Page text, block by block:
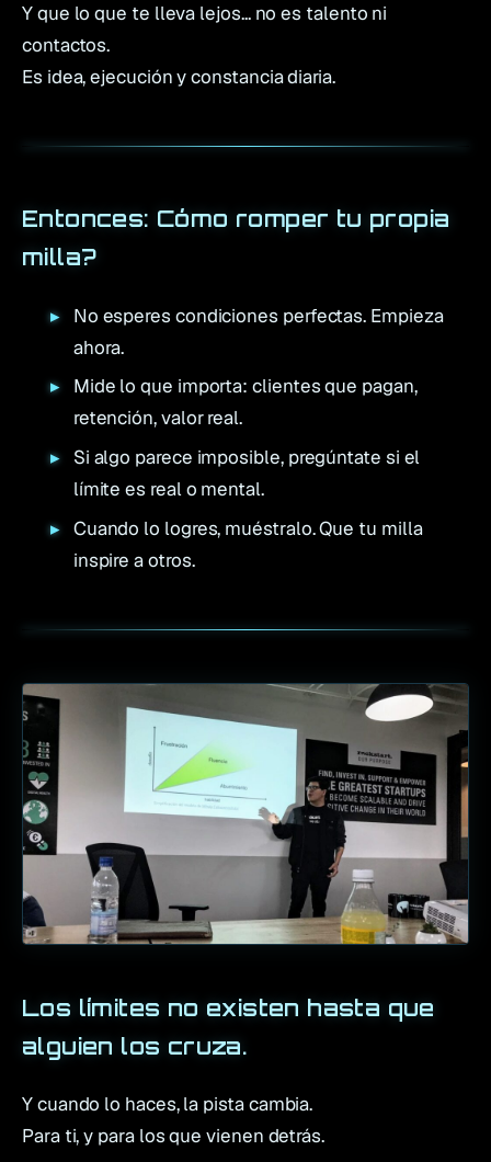
Y que lo que te lleva lejos... no es talento ni
contactos.
Es idea, ejecución y constancia diaria.
Entonces: Cómo romper tu propia
milla?
No esperes condiciones perfectas. Empieza
ahora.
Mide lo que importa: clientes que pagan,
retención, valor real.
Si algo parece imposible, pregúntate si el
límite es real o mental.
Cuando lo logres, muéstralo. Que tu milla
inspire a otros.
Los límites no existen hasta que
alguien los cruza.
Y cuando lo haces, la pista cambia.
Para ti, y para los que vienen detrás.